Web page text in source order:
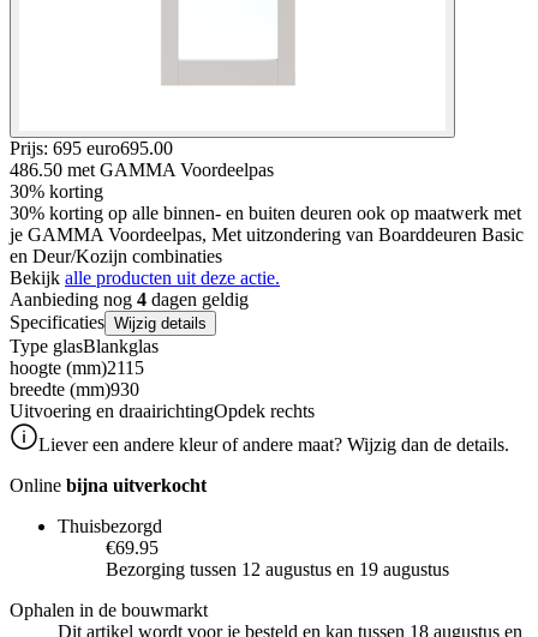
Prijs: 695 euro695.00
486.50 met GAMMA Voordeelpas
30% korting
30% korting op alle binnen- en buiten deuren ook op maatwerk met
je GAMMA Voordeelpas, Met uitzondering van Boarddeuren Basic
en Deur/Kozijn combinaties
Bekijk alle producten uit deze actie.
Aanbieding nog 4 dagen geldig
Specificaties Wijzig details
Type glasBlankglas
hoogte (mm)2115
breedte (mm)930
Uitvoering en draairichtingOpdek rechts
Liever een andere kleur of andere maat? Wijzig dan de details.
Online bijna uitverkocht
Thuisbezorgd
€69.95
Bezorging tussen 12 augustus en 19 augustus
Ophalen in de bouwmarkt
Dit artikel wordt voor je besteld en kan tussen 18 augustus en